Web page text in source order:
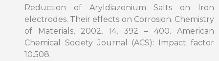
Reduction of Aryldiazonium Salts on Iron
electrodes. Their effects on Corrosion. Chemistry
of Materials, 2002, 14, 392 – 400. American
Chemical Society Journal (ACS): Impact factor
10.508.